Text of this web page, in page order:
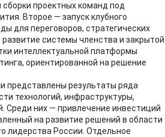
проектных команд под
Второе — запуск клубного
для переговоров, стратегических
системы членства и закрытой
интеллектуальной платформы
ориентированной на решение
представлены результаты ряда
технологий, инфраструктуры,
них — привлечение инвестиций
на развитие решений в области
лидерства России. Отдельное